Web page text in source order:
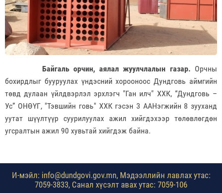
Байгаль орчин, аялал жуулчлалын газар. Орчны
бохирдлыг бууруулах үндэсний хорооноос Дундговь аймгийн
төвд дулаан үйлдвэрлэл эрхлэгч "Ган илч" ХХК, “Дундговь –
Ус” ОНӨҮГ, "Тэвшийн говь" ХХК гэсэн 3 ААНэгжийн 8 зууханд
уутат шүүлтүүр суурилуулах ажил хийгдэхээр төлөвлөгдөн
угсралтын ажил 90 хувьтай хийгдэж байна.
И-мэйл: info@dundgovi.gov.mn, Мэдээллийн лавлах утас:
7059-3833, Санал хүсэлт авах утас: 7059-106